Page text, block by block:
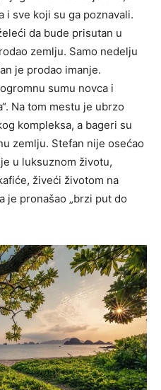
i sve koji su ga poznavali.
da bude prisutan u
zemlju. Samo nedelju
je prodao imanje.
sumu novca i
Na tom mestu je ubrzo
kompleksa, a bageri su
zemlju. Stefan nije osećao
u luksuznom životu,
živeći životom na
je pronašao „brzi put do